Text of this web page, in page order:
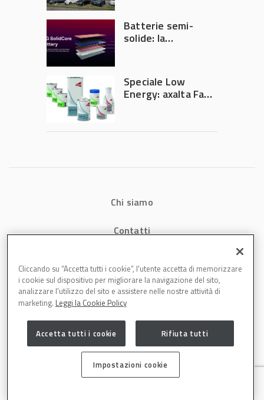
Batterie semi-
solide: la
accelerare la
rivoluzione
dell’auto elettrica
Speciale Low
Energy: axalta Fast
riduce consumi
produttività in
Chi siamo
Contatti
Cookies
Carrozzeria è una testata di DBInformation Spa P.IVA 09293820156 | Centro
Cliccando su “Accetta tutti i cookie”, l'utente accetta di memorizzare
i cookie sul dispositivo per migliorare la navigazione del sito,
analizzare l'utilizzo del sito e assistere nelle nostre attività di
marketing. Leggi la Cookie Policy
Accetta tutti i cookie Rifiuta tutti
Impostazioni cookie